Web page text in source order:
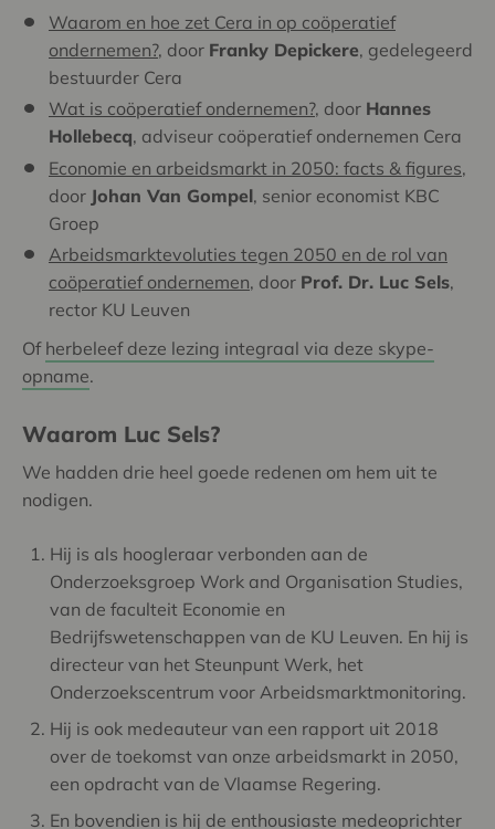
Waarom en hoe zet Cera in op coöperatief
ondernemen?, door Franky Depickere, gedelegeerd
bestuurder Cera
Wat is coöperatief ondernemen?, door Hannes
Hollebecq, adviseur coöperatief ondernemen Cera
Economie en arbeidsmarkt in 2050: facts & figures,
door Johan Van Gompel, senior economist KBC
Groep
Arbeidsmarktevoluties tegen 2050 en de rol van
coöperatief ondernemen, door Prof. Dr. Luc Sels,
rector KU Leuven
Of herbeleef deze lezing integraal via deze skype-
opname.
Waarom Luc Sels?
We hadden drie heel goede redenen om hem uit te
nodigen.
Hij is als hoogleraar verbonden aan de
Onderzoeksgroep Work and Organisation Studies,
van de faculteit Economie en
Bedrijfswetenschappen van de KU Leuven. En hij is
directeur van het Steunpunt Werk, het
Onderzoekscentrum voor Arbeidsmarktmonitoring.
Hij is ook medeauteur van een rapport uit 2018
over de toekomst van onze arbeidsmarkt in 2050,
een opdracht van de Vlaamse Regering.
En bovendien is hij de enthousiaste medeoprichter